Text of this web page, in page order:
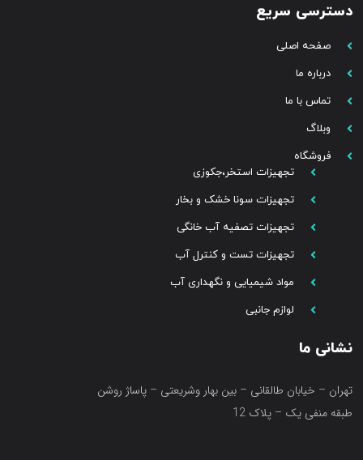
دسترسی سریع
صفحه اصلی
درباره ما
تماس با ما
وبلاگ
فروشگاه
تجهیزات استخر،جکوزی
تجهیزات سونا خشک و بخار
تجهیزات تصفیه آب خانگی
تجهیزات تست و کنترل آب
مواد شیمیایی و نگهداری آب
لوازم جانبی
نشانی ما
تهران – خیابان طالقانی – بین بهار وشریعتی – پاساژ روشن
طبقه منفی یک – پلاک 12